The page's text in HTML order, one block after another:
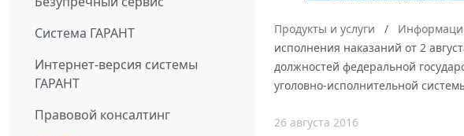
Система ГАРАНТ
Интернет-версия системы
ГАРАНТ
Правовой консалтинг
Продукты и услуги
исполнения наказаний от 2
должностей федеральной
уголовно-исполнительной
26 августа 2016